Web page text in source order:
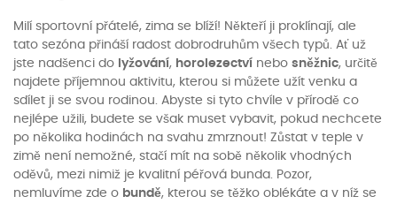
Milí sportovní přátelé, zima se blíží! Někteří ji proklínají, ale
tato sezóna přináší radost dobrodruhům všech typů. Ať už
jste nadšenci do lyžování, horolezectví nebo sněžnic, určitě
najdete příjemnou aktivitu, kterou si můžete užít venku a
sdílet ji se svou rodinou. Abyste si tyto chvíle v přírodě co
nejlépe užili, budete se však muset vybavit, pokud nechcete
po několika hodinách na svahu zmrznout! Zůstat v teple v
zimě není nemožné, stačí mít na sobě několik vhodných
oděvů, mezi nimiž je kvalitní péřová bunda. Pozor,
nemluvíme zde o bundě, kterou se těžko oblékáte a v níž se